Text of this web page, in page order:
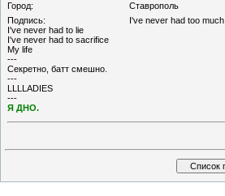
Город:
Ставрополь
Подпись:
I've never had too much
I've never had to lie
I've never had to sacrifice
My life
---
Секретно, батт смешно.
---
LLLLADIES
---
Я ДНО.